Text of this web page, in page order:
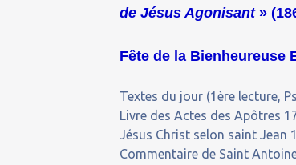
de Jésus Agonisant»
Fête de la Bienheureuse
Textes du jour (1ère lecture,
Livre des Actes des Apôtres
Jésus Christ selon saint Jean
Commentaire de Saint